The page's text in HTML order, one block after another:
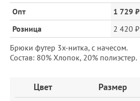
цена
Опт
1 729 ₽
Розница
2 420 ₽
Брюки футер 3х-нитка, с начесом.
Состав: 80% Хлопок, 20% полиэстер.
ЗаказЦвет Размер